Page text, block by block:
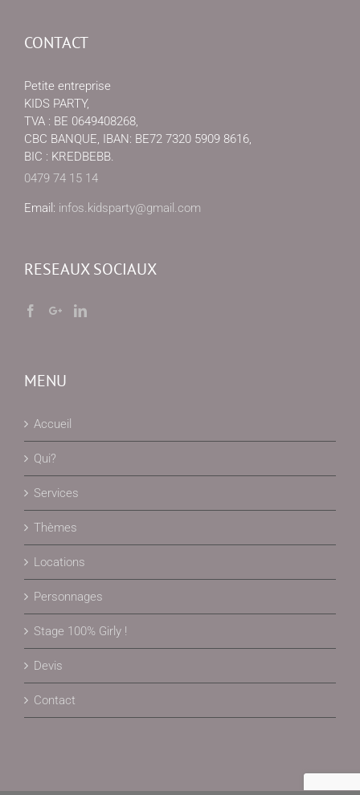
CONTACT
Petite entreprise
KIDS PARTY,
TVA : BE 0649408268,
CBC BANQUE, IBAN: BE72 7320 5909 8616,
BIC : KREDBEBB.
0479 74 15 14
Email: infos.kidsparty@gmail.com
RESEAUX SOCIAUX
MENU
Accueil
Qui?
Services
Thèmes
Locations
Personnages
Stage 100% Girly !
Devis
Contact